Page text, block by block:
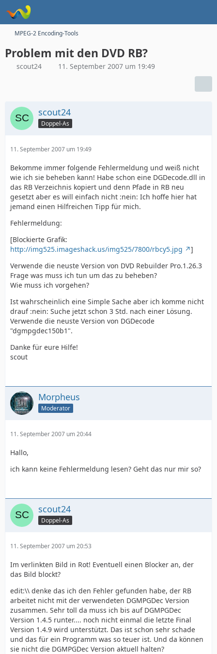
MPEG-2 Encoding-Tools
Problem mit den DVD RB?
scout24 11. September 2007 um 19:49
scout24
Doppel-As
11. September 2007 um 19:49
Bekomme immer folgende Fehlermeldung und weiß nicht
wie ich sie beheben kann! Habe schon eine DGDecode.dll in
das RB Verzeichnis kopiert und denn Pfade in RB neu
gesetzt aber es will einfach nicht :nein: Ich hoffe hier hat
jemand einen Hilfreichen Tipp für mich.
Fehlermeldung:
[Blockierte Grafik:
http://img525.imageshack.us/img525/7800/rbcy5.jpg
]
Verwende die neuste Version von DVD Rebuilder Pro.1.26.3
Frage was muss ich tun um das zu beheben?
Wie muss ich vorgehen?
Ist wahrscheinlich eine Simple Sache aber ich komme nicht
drauf :nein: Suche jetzt schon 3 Std. nach einer Lösung.
Verwende die neuste Version von DGDecode
"dgmpgdec150b1".
Danke für eure Hilfe!
scout
Morpheus
Moderator
11. September 2007 um 20:44
Hallo,
ich kann keine Fehlermeldung lesen? Geht das nur mir so?
scout24
Doppel-As
11. September 2007 um 20:53
Im verlinkten Bild in Rot! Eventuell einen Blocker an, der
das Bild blockt?
edit:\\ denke das ich den Fehler gefunden habe, der RB
arbeitet nicht mit der verwendeten DGMPGDec Version
zusammen. Sehr toll da muss ich bis auf DGMPGDec
Version 1.4.5 runter.... noch nicht einmal die letzte Final
Version 1.4.9 wird unterstützt. Das ist schon sehr schade
und das für ein Programm was so teuer ist. Und da können
sie nicht die DGMPGDec Version aktuell halten?